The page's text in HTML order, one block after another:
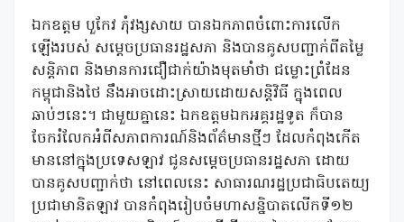
ឯកឧត្តម បួកែវ ភុំវង្សសាយ បានឯកភាពចំពោះការលើក
ឡើងរបស់ សម្តេចប្រធានរដ្ឋសភា និងបានគូសបញ្ជាក់ពីតម្លៃ
សន្តិភាព និងមានការជឿជាក់យ៉ាងមុតមាំថា ជម្លោះព្រំដែន
កម្ពុជានិងថៃ នឹងអាចដោះស្រាយដោយសន្តិវិធី ក្នុងពេល
ឆាប់ៗនេះ។ ជាមួយគ្នានេះ ឯកឧត្តមឯកអគ្គរដ្ឋទូត ក៏បាន
ចែករំលែកអំពីសភាពការណ៍និងព័ត៌មានថ្មីៗ ដែលកំពុងកើត
មាននៅក្នុងប្រទេសឡាវ ជូនសម្តេចប្រធានរដ្ឋសភា ដោយ
បានគូសបញ្ជាក់ថា នៅពេលនេះ សាធារណរដ្ឋប្រជាធិបតេយ្យ
ប្រជាមានិតឡាវ បានកំពុងរៀបចំមហាសន្និបាតលើកទី១២